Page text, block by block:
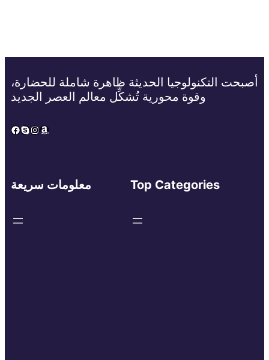
أصبحت التكنولوجيا الحديثة ظاهرة شاملة للحضارة،
وقوة محورية تُشكِّل معالم العصر الجديد
Facebook
Skype
Instagram
Amazon
معلومات سريعة Top Categories